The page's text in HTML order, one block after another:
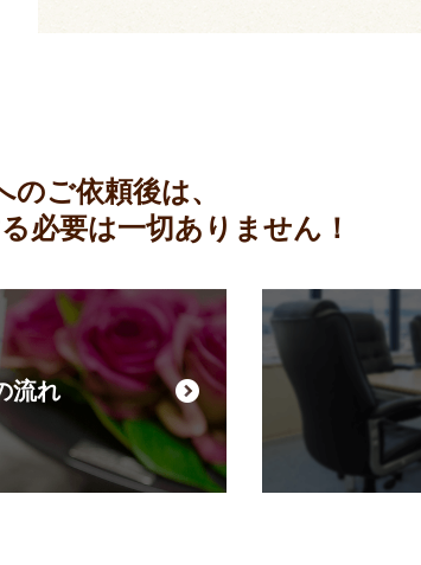
ご依頼後は、
必要は一切ありません！
流れ